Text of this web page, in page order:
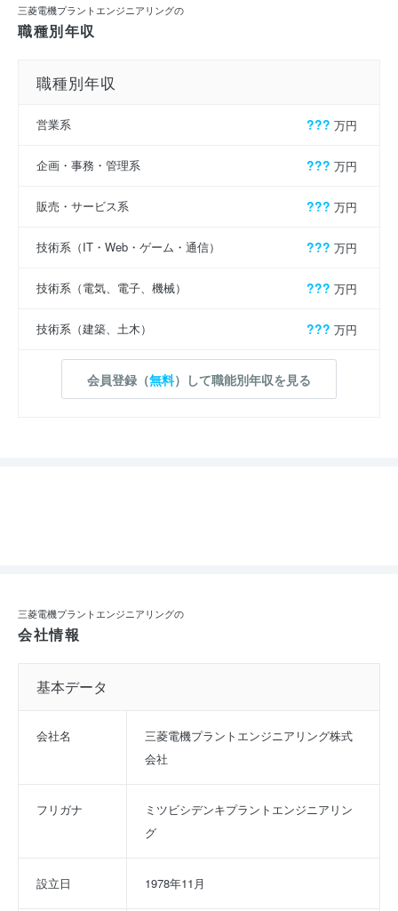
三菱電機プラントエンジニアリングの
職種別年収
職種別年収
営業系 ??? 万円
企画・事務・管理系 ??? 万円
販売・サービス系 ??? 万円
技術系（IT・Web・ゲーム・通信） ??? 万円
技術系（電気、電子、機械） ??? 万円
技術系（建築、土木） ??? 万円
会員登録（無料）して職能別年収を見る
三菱電機プラントエンジニアリングの
会社情報
基本データ
会社名
三菱電機プラントエンジニアリング株式
会社
フリガナ
ミツビシデンキプラントエンジニアリン
グ
設立日 1978年11月